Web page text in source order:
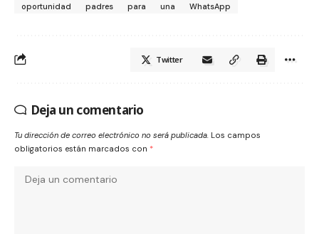
oportunidad
padres para una WhatsApp
Twitter
Deja un comentario
Tu dirección de correo electrónico no será publicada. Los campos
obligatorios están marcados con *